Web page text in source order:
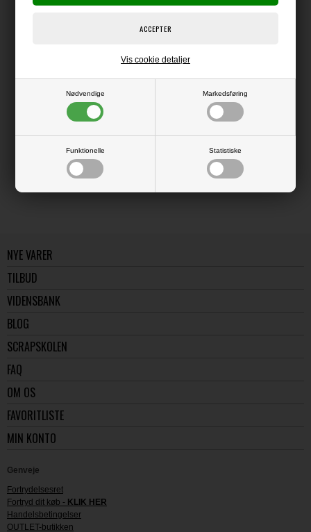
Nødvendige Markedsføring
Funktionelle Statistiske
Vis cookie detaljer
LÆS OG BLIV INSPIRERET
Læs flere artikler...
NYE VARER
TILBUD
VIDENSBANK
BLOG
SCRAPSKOLEN
FAQ
OM OS
FAVORITLISTE
MIN KONTO
Genveje
Fortrydelsesret
Fortryd dit køb - KLIK HER
Handelsbetingelser
OUTLET-butikken